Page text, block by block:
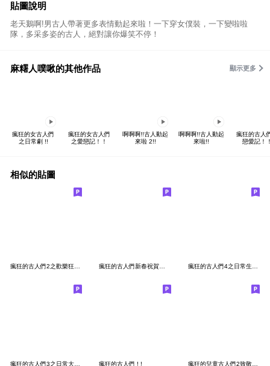
貼圖說明
老天鵝啊!男古人帶著更多表情動起來啦！一下穿女僕裝，一下變啦啦
隊，多采多姿的古人，絕對讓你爆笑不停！
麻糬人噗啾的其他作品 顯示更多
瘋狂的女古人們
之日常劇 !!
瘋狂的女古人們
之愛戀記！！
啊啊啊!!古人動起
來啦 2!!
啊啊啊!!古人動起
來啦!!
瘋狂的古人
戀愛記！
相似的貼圖
瘋狂的古人們2之歡樂狂歡史 ! ! 瘋狂的古人們新春祝賀限定版 ! ! 瘋狂的古人們4之日常生活史 !!
瘋狂的古人們 ! ! 瘋狂的兒童古人們2致敬LINE第一組貼圖!中文